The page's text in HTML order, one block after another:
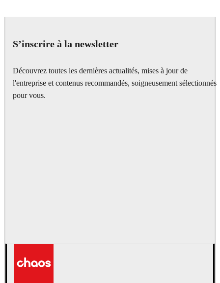
S’inscrire à la newsletter
Découvrez toutes les dernières actualités, mises à jour de
l'entreprise et contenus recommandés, soigneusement sélectionnés
pour vous.